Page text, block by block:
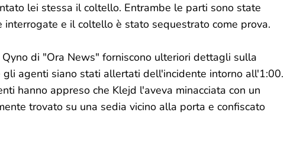
lei stessa il coltello. Entrambe le parti sono state
e il coltello è stato sequestrato come prova.
di "Ora News" forniscono ulteriori dettagli sulla
agenti siano stati allertati dell'incidente intorno all'1:00.
hanno appreso che Klejd l'aveva minacciata con un
trovato su una sedia vicino alla porta e confiscato